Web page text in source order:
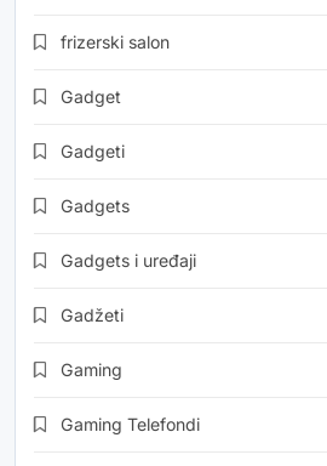
frizerski salon
Gadget
Gadgeti
Gadgets
Gadgets i uređaji
Gadžeti
Gaming
Gaming Telefondi